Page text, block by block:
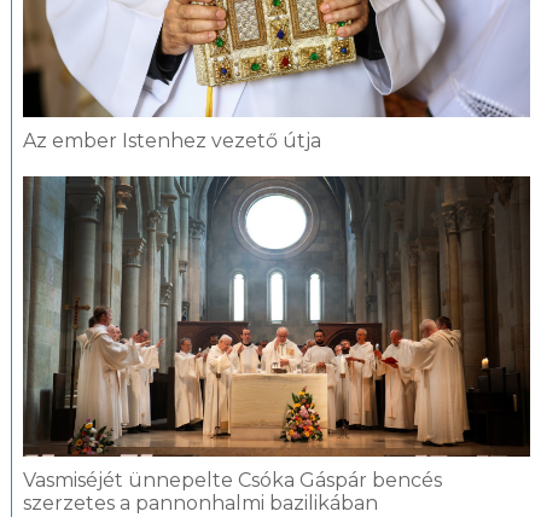
Az ember Istenhez vezető útja
Vasmiséjét ünnepelte Csóka Gáspár bencés
szerzetes a pannonhalmi bazilikában